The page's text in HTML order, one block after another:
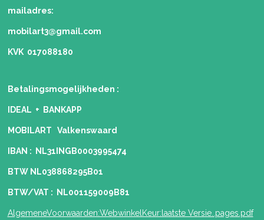
mailadres:
mobilart3@gmail.com
KVK 017088180
Betalingsmogelijkheden :
IDEAL + BANKAPP
MOBILART Valkenswaard
IBAN : NL31INGB0003995474
BTW NL038868295B01
BTW/VAT : NL001159009B81
AlgemeneVoorwaarden:WebwinkelKeur:laatste Versie..pages.pdf